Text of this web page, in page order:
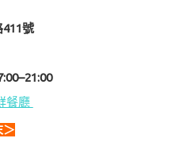
號
餐廳
＞